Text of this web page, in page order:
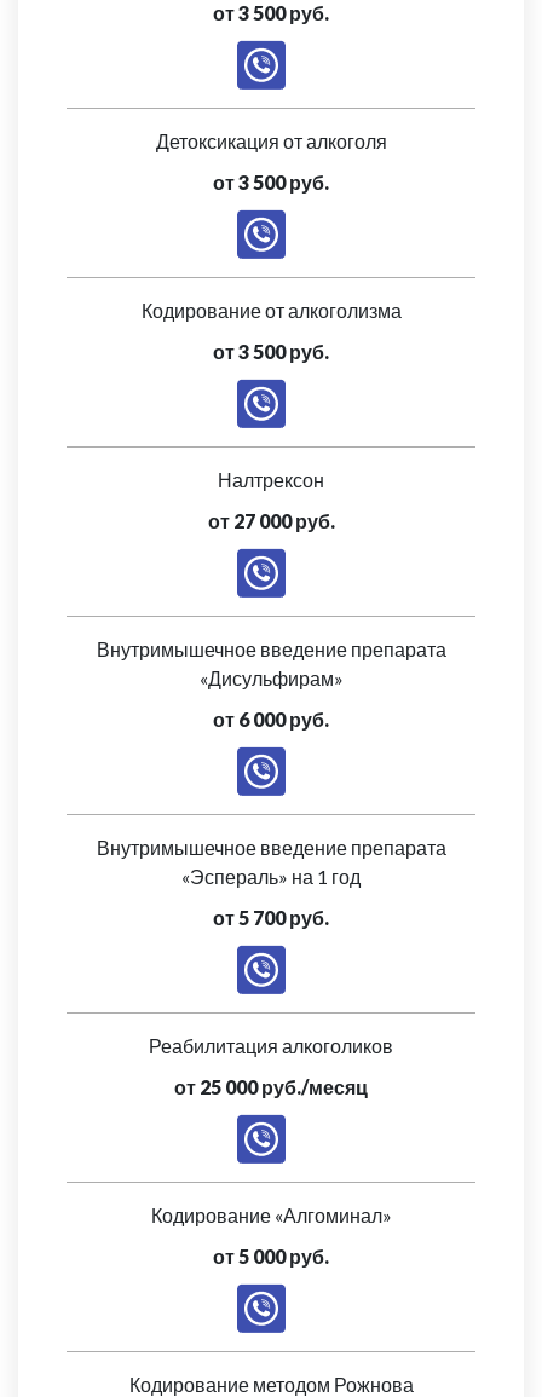
от 3 500 руб.
Детоксикация от алкоголя
от 3 500 руб.
Кодирование от алкоголизма
от 3 500 руб.
Налтрексон
от 27 000 руб.
Внутримышечное введение препарата
«Дисульфирам»
от 6 000 руб.
Внутримышечное введение препарата
«Эспераль» на 1 год
от 5 700 руб.
Реабилитация алкоголиков
от 25 000 руб./месяц
Кодирование «Алгоминал»
от 5 000 руб.
Кодирование методом Рожнова